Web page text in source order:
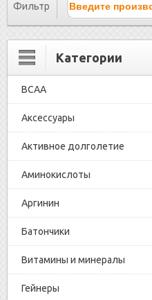
Фильтр
Категории
BCAA
Аксессуары
Активное долголетие
Аминокислоты
Аргинин
Батончики
Витамины и минералы
Гейнеры